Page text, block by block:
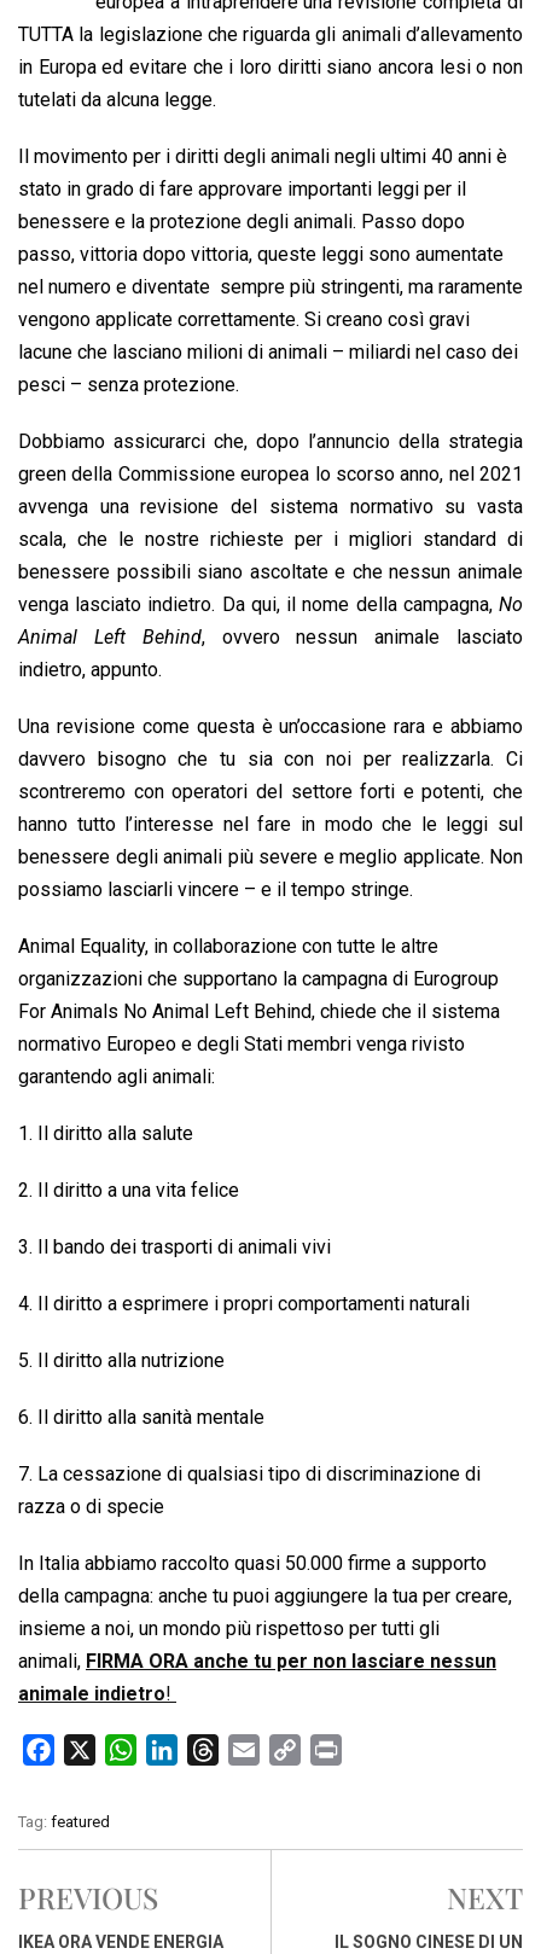
o
o
k
A
p
p
d
I
n
d
s
i
n
TUTTA la legislazione che riguarda gli animali d’allevamento
in Europa ed evitare che i loro diritti siano ancora lesi o non
tutelati da alcuna legge.
Il movimento per i diritti degli animali negli ultimi 40 anni è
stato in grado di fare approvare importanti leggi per il
benessere e la protezione degli animali. Passo dopo
passo, vittoria dopo vittoria, queste leggi sono aumentate
nel numero e diventate sempre più stringenti, ma raramente
vengono applicate correttamente. Si creano così gravi
lacune che lasciano milioni di animali – miliardi nel caso dei
pesci – senza protezione.
Dobbiamo assicurarci che, dopo l’annuncio della strategia
green della Commissione europea lo scorso anno, nel 2021
avvenga una revisione del sistema normativo su vasta
scala, che le nostre richieste per i migliori standard di
benessere possibili siano ascoltate e che nessun animale
venga lasciato indietro. Da qui, il nome della campagna, No
Animal Left Behind, ovvero nessun animale lasciato
indietro, appunto.
Una revisione come questa è un’occasione rara e abbiamo
davvero bisogno che tu sia con noi per realizzarla. Ci
scontreremo con operatori del settore forti e potenti, che
hanno tutto l’interesse nel fare in modo che le leggi sul
benessere degli animali più severe e meglio applicate. Non
possiamo lasciarli vincere – e il tempo stringe.
Animal Equality, in collaborazione con tutte le altre
organizzazioni che supportano la campagna di Eurogroup
For Animals No Animal Left Behind, chiede che il sistema
normativo Europeo e degli Stati membri venga rivisto
garantendo agli animali:
1. Il diritto alla salute
2. Il diritto a una vita felice
3. Il bando dei trasporti di animali vivi
4. Il diritto a esprimere i propri comportamenti naturali
5. Il diritto alla nutrizione
6. Il diritto alla sanità mentale
7. La cessazione di qualsiasi tipo di discriminazione di
razza o di specie
In Italia abbiamo raccolto quasi 50.000 firme a supporto
della campagna: anche tu puoi aggiungere la tua per creare,
insieme a noi, un mondo più rispettoso per tutti gli
animali, FIRMA ORA anche tu per non lasciare nessun
animale indietro!
c
e
o
o
W
t
A
p
k
I
e
s
i
y
n
Tag: featured
PREVIOUS
IKEA ORA VENDE ENERGIA
NEXT
IL SOGNO CINESE DI UN